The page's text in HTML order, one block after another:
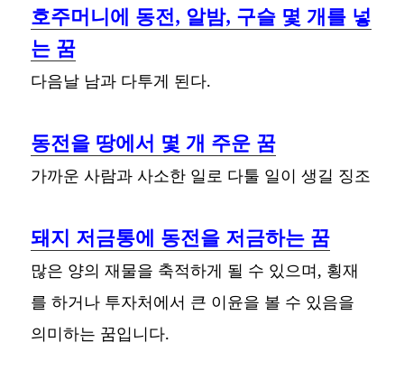
호주머니에 동전, 알밤, 구슬 몇 개를 넣
는 꿈
다음날 남과 다투게 된다.
동전을 땅에서 몇 개 주운 꿈
가까운 사람과 사소한 일로 다툴 일이 생길 징조
돼지 저금통에 동전을 저금하는 꿈
많은 양의 재물을 축적하게 될 수 있으며, 횡재
를 하거나 투자처에서 큰 이윤을 볼 수 있음을
의미하는 꿈입니다.